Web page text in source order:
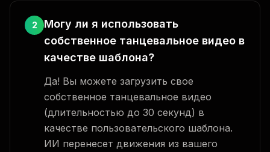
2
Могу ли я использовать
собственное танцевальное видео в
качестве шаблона?
Да! Вы можете загрузить свое
собственное танцевальное видео
(длительностью до 30 секунд) в
качестве пользовательского шаблона.
ИИ перенесет движения из вашего